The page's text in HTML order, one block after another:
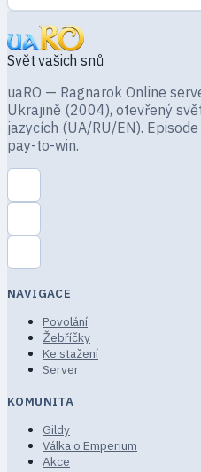
Svět vašich snů
uaRO — Ragnarok Online
Ukrajině (2004), otevřený
jazycích (UA/RU/EN).
pay-to-win.
NAVIGACE
Povolání
Žebříčky
Ke stažení
Server
KOMUNITA
Gildy
Válka o Emperium
Akce